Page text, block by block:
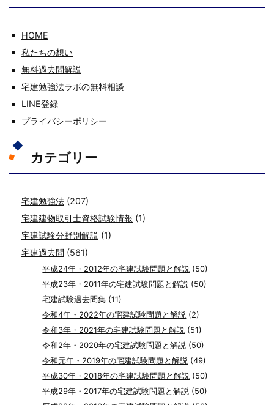
HOME
私たちの想い
無料過去問解説
宅建勉強法ラボの無料相談
LINE登録
プライバシーポリシー
カテゴリー
宅建勉強法 (207)
宅建建物取引士資格試験情報 (1)
宅建試験分野別解説 (1)
宅建過去問 (561)
平成24年・2012年の宅建試験問題と解説 (50)
平成23年・2011年の宅建試験問題と解説 (50)
宅建試験過去問集 (11)
令和4年・2022年の宅建試験問題と解説 (2)
令和3年・2021年の宅建試験問題と解説 (51)
令和2年・2020年の宅建試験問題と解説 (50)
令和元年・2019年の宅建試験問題と解説 (49)
平成30年・2018年の宅建試験問題と解説 (50)
平成29年・2017年の宅建試験問題と解説 (50)